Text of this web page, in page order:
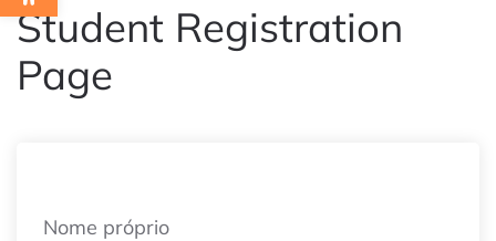
Student Registration
Page
Nome próprio